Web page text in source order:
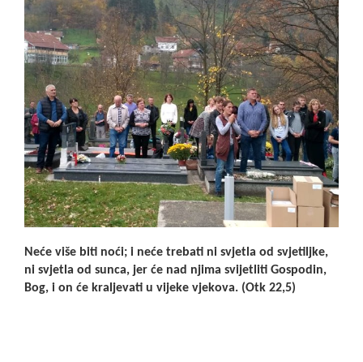
Neće više biti noći; i neće trebati ni svjetla od svjetiljke,
ni svjetla od sunca, jer će nad njima svijetliti Gospodin,
Bog, i on će kraljevati u vijeke vjekova. (Otk 22,5)